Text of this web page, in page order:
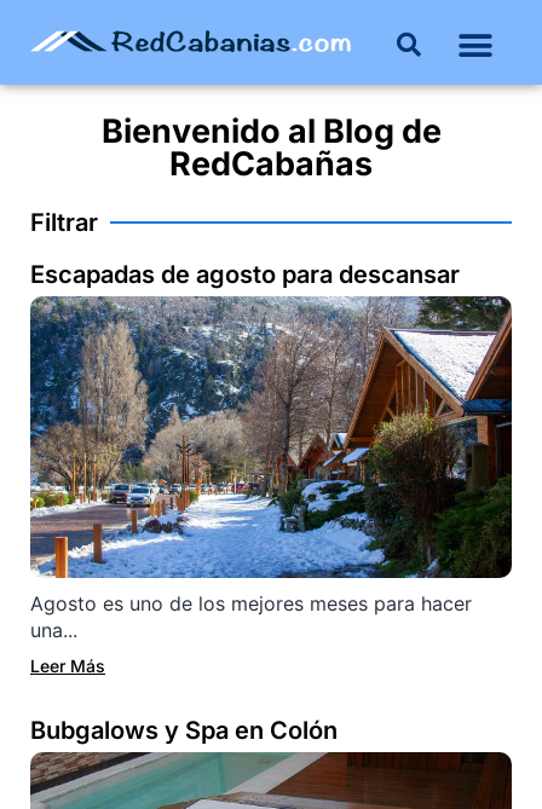
Bienvenido al Blog de
RedCabañas
Filtrar
Escapadas de agosto para descansar
Agosto es uno de los mejores meses para hacer
una...
Leer Más
Bubgalows y Spa en Colón